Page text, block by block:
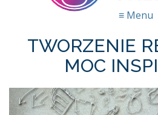
≡Menu
TWORZENIE
MOC